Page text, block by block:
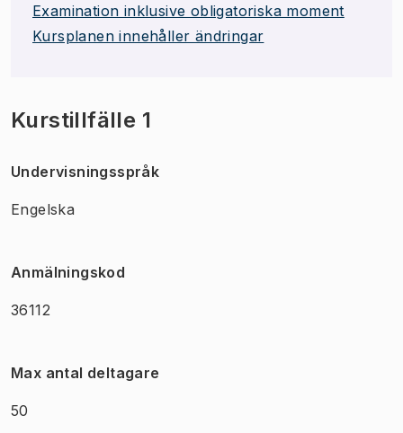
Examination inklusive obligatoriska moment
Kursplanen innehåller ändringar
Kurstillfälle 1
Undervisningsspråk
Engelska
Anmälningskod
36112
Max antal deltagare
50